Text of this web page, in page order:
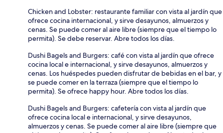
Chicken and Lobster: restaurante familiar con vista al jardín que
ofrece cocina internacional, y sirve desayunos, almuerzos y
cenas. Se puede comer al aire libre (siempre que el tiempo lo
permita). Se debe reservar. Abre todos los días.
Dushi Bagels and Burgers: café con vista al jardín que ofrece
cocina local e internacional, y sirve desayunos, almuerzos y
cenas. Los huéspedes pueden disfrutar de bebidas en el bar, y
se puede comer en la terraza (siempre que el tiempo lo
permita). Se ofrece happy hour. Abre todos los días.
Dushi Bagels and Burgers: cafetería con vista al jardín que
ofrece cocina local e internacional, y sirve desayunos,
almuerzos y cenas. Se puede comer al aire libre (siempre que